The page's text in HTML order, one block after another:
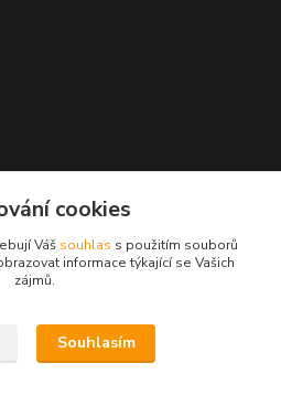
046, volba 3
cookies
Váš souhlas s použitím souborů
informace týkající se Vašich
zájmů.
Souhlasím